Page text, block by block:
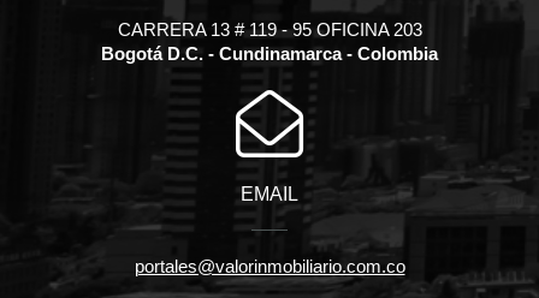
CARRERA 13 # 119 - 95 OFICINA 203
Bogotá D.C. - Cundinamarca - Colombia
EMAIL
portales@valorinmobiliario.com.co